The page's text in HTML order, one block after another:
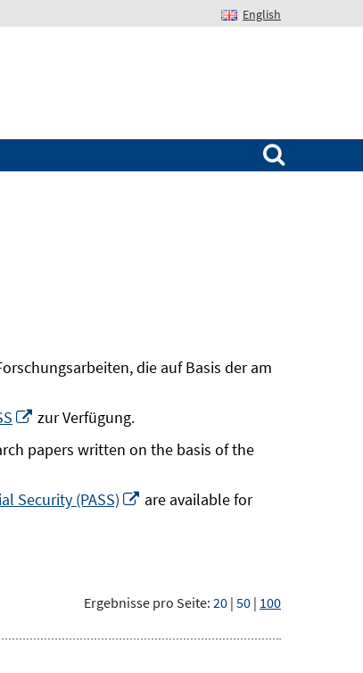
English
Suchen nach:
die auf Basis der am
In
öffnen
zur Verfügung.
papers written on the basis of the
Security (PASS)
In
are available for
Ergebnisse pro Seite: 20 | 50 | 100